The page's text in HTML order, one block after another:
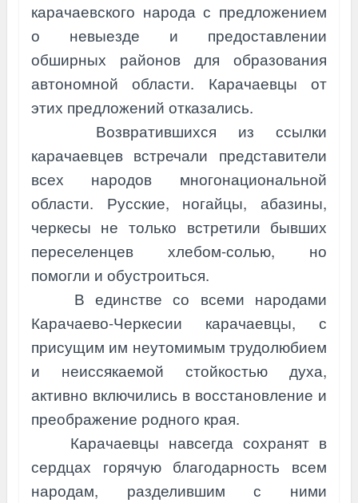
карачаевского народа с предложением
о невыезде и предоставлении
обширных районов для образования
автономной области. Карачаевцы от
этих предложений отказались.
Возвратившихся из ссылки
карачаевцев встречали представители
всех народов многонациональной
области. Русские, ногайцы, абазины,
черкесы не только встретили бывших
переселенцев хлебом-солью, но
помогли и обустроиться.
В единстве со всеми народами
Карачаево-Черкесии карачаевцы, с
присущим им неутомимым трудолюбием
и неиссякаемой стойкостью духа,
активно включились в восстановление и
преображение родного края.
Карачаевцы навсегда сохранят в
сердцах горячую благодарность всем
народам, разделившим с ними